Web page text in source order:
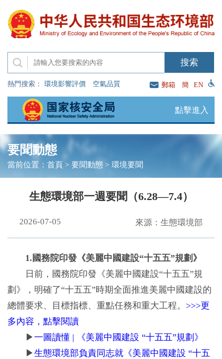
熱門搜索： 環境影響評價 空氣品質 郵箱 簡 EN
點擊進入
要聞動態
當前位置： 首頁> 要聞動態> 環境要聞
生態環境部一週要聞（6.28—7.4）
2026-07-05 來源：生態環境部
1.國務院印發《美麗中國建設“十五五”規劃》
日前，國務院印發《美麗中國建設“十五五”規
劃》，明確了“十五五”時期全面推進美麗中國建設的
總體要求、目標指標、重點任務和重大工程。 >>>更
多內容，點擊閱讀
▶一圖讀懂 | 《美麗中國建設 “十五五”規劃》
▶生態環境部負責同志就《美麗中國建設 “十五